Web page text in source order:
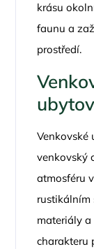
krásu
faunu a
prostředí.
Venkovské
venkovský
atmosféru
rustikálním
materiály a
charakteru